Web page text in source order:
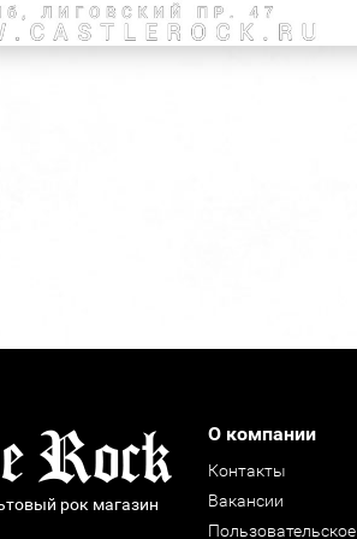
рок магазин
О компании
Контакты
Вакансии
Пользовательское